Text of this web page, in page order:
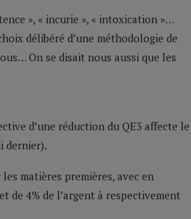
», « incurie », « intoxication »…
délibéré d’une méthodologie de
On se disait nous aussi que les
d’une réduction du QE3 affecte le
dernier).
matières premières, avec en
de 4% de l’argent à respectivement